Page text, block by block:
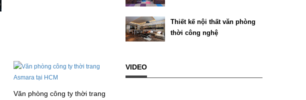
Văn phòng công ty thời trang
Thiết kế nội thất văn phòng
thời công nghệ
VIDEO